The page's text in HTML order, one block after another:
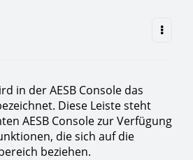
in der AESB Console das
Diese Leiste steht
AESB Console zur Verfügung
die sich auf die
beziehen.